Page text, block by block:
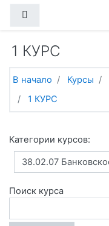
1 КУРС
В начало Курсы
1 КУРС
Категории курсов:
Поиск курса